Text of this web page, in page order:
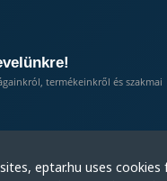
termékeinkről és szakmai
eptar.hu uses